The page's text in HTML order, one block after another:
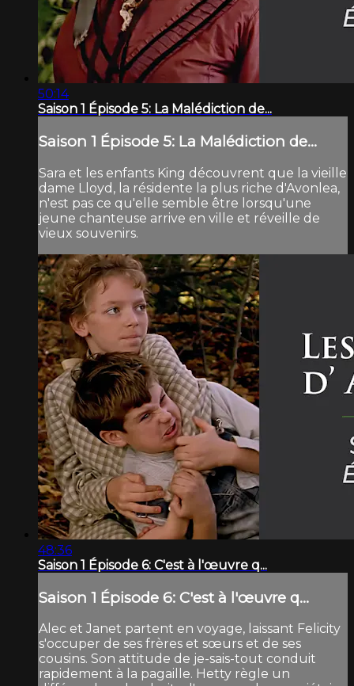
50:14
Saison 1 Épisode 5: La Malédiction de...
Saison 1 Épisode 5: La Malédiction de...
Sara et les enfants King découvrent que la vieille
dame Lloyd, la résidente la plus riche d'Avonlea,
n'est pas ce qu'elle semble être lorsqu'une
jeune chanteuse arrive en ville et réveille de
vieux souvenirs.
48:36
Saison 1 Épisode 6: C'est à l'œuvre q...
Saison 1 Épisode 6: C'est à l'œuvre q...
Alec et Janet partent en voyage, laissant Felicity
s'occuper de ses frères et sœurs et de ses
cousins. Son attitude de je-sais-tout conduit
rapidement à la pagaille. Hetty règle un